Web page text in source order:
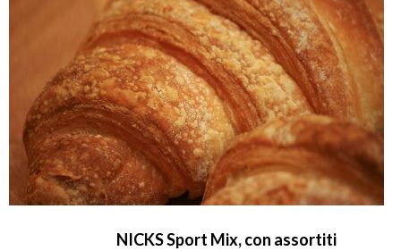
NICKS Sport Mix, con assortiti